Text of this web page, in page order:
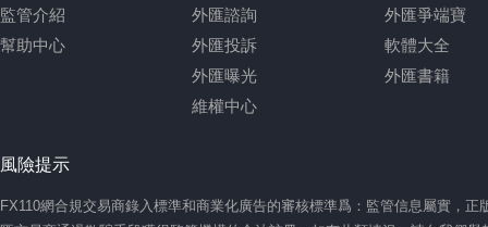
監管介紹
幫助中心
外匯諮詢
外匯投訴
外匯曝光
維權中心
外匯爭端寶
軟體大全
外匯書籍
風險提示
FX110網合規交易商錄入標準和商業化廣告的審核標準爲：監管信息屬實，